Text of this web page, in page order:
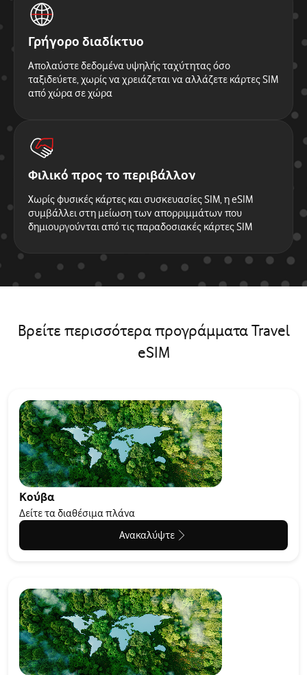
Γρήγορο διαδίκτυο
Απολαύστε δεδομένα υψηλής ταχύτητας όσο
ταξιδεύετε, χωρίς να χρειάζεται να αλλάζετε κάρτες SIM
από χώρα σε χώρα
Φιλικό προς το περιβάλλον
Χωρίς φυσικές κάρτες και συσκευασίες SIM, η eSIM
συμβάλλει στη μείωση των απορριμμάτων που
δημιουργούνται από τις παραδοσιακές κάρτες SIM
Βρείτε περισσότερα προγράμματα Travel
eSIM
Κούβα
Δείτε τα διαθέσιμα πλάνα
Ανακαλύψτε